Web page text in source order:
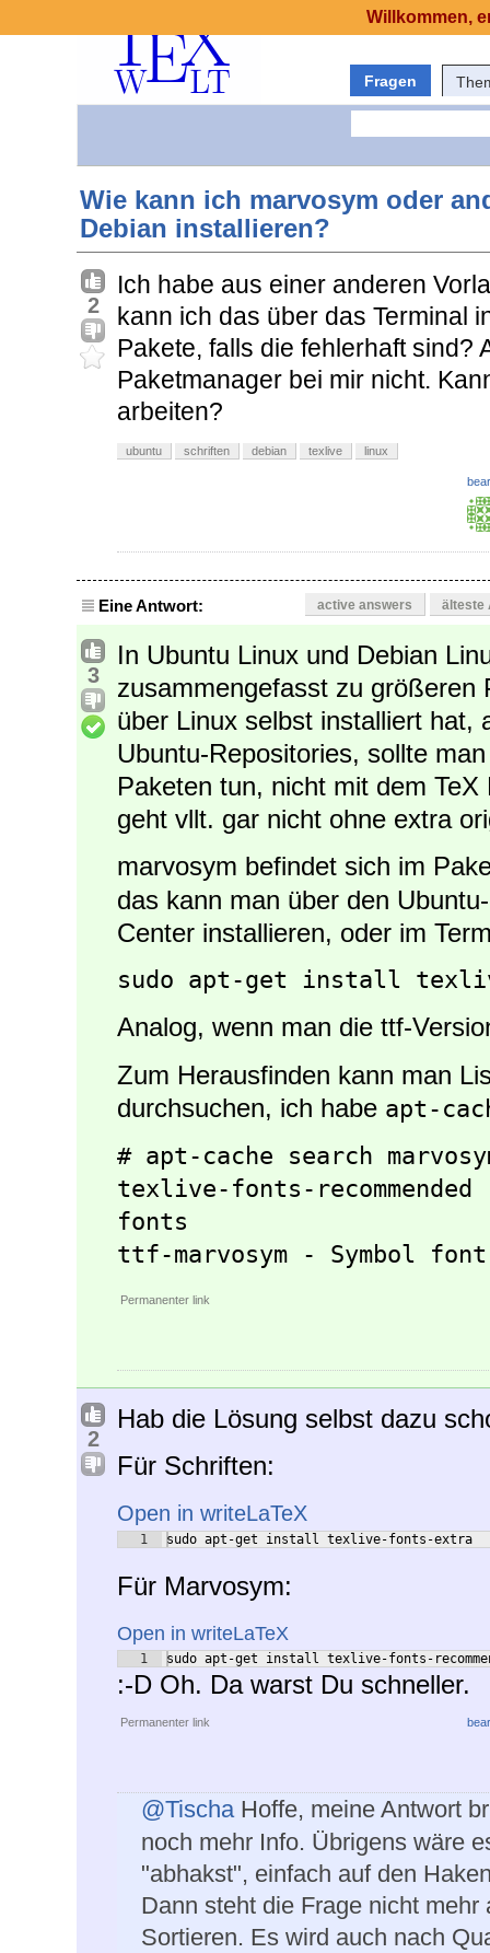
Fragen
Wie kann ich marvosym oder
Debian installieren?
2
Ich habe aus einer anderen
kann ich das über das Terminal
Pakete, falls die fehlerhaft sind?
Paketmanager bei mir nicht.
arbeiten?
ubuntu schriften debian texlive linux
Eine Antwort: active answers älteste
3
In Ubuntu Linux und Debian
zusammengefasst zu größeren
über Linux selbst installiert hat,
Ubuntu-Repositories, sollte
Paketen tun, nicht mit dem
geht vllt. gar nicht ohne extra
marvosym befindet sich im
das kann man über den
Center installieren, oder im
sudo apt-get install
Analog, wenn man die ttf-
Zum Herausfinden kann man
durchsuchen, ich habe apt-
# apt-cache search
texlive-fonts-recommended
fonts
ttf-marvosym - Symbol
Permanenter link
2
Hab die Lösung selbst dazu
Für Schriften:
Open in writeLaTeX
1 sudo apt-get install texlive-fonts-extra
Für Marvosym:
Open in writeLaTeX
1 sudo apt-get install texlive-fonts-
:-D Oh. Da warst Du schneller.
Permanenter link
@TischaHoffe, meine Antwort
noch mehr Info. Übrigens wäre
"abhakst", einfach auf den
Dann steht die Frage nicht
Sortieren. Es wird auch nach
Willkommen,